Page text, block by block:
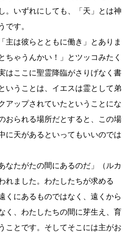
。いずれにしても、「天」とは神
です。
主は彼らとともに働き」とありま
ちゃうんかい！」とツッコみたく
はここに聖霊降臨がさりげなく書
いうことは、イエスは霊として弟
アップされていたということにな
おられる場所だとすると、この場
に天があるといってもいいのでは
なたがたの間にあるのだ」（ルカ
れました。わたしたちが求める
くにあるものではなく、遠くから
く、わたしたちの間に芽生え、育
ことです。そしてそこには主がお